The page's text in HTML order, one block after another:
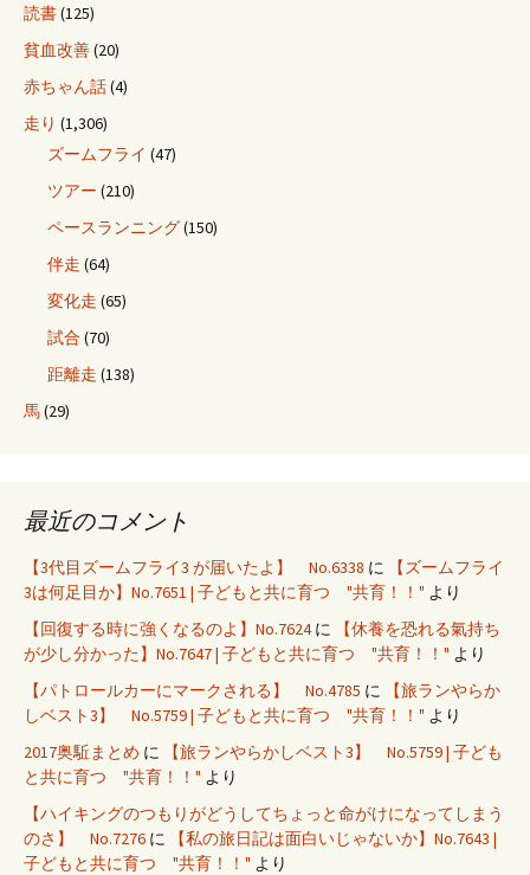
読書(125)
貧血改善(20)
赤ちゃん話(4)
走り (1,306)
ズームフライ (47)
ツアー (210)
ペースランニング(150)
伴走 (64)
変化走 (65)
試合 (70)
距離走 (138)
馬(29)
最近のコメント
【3代目ズームフライ3 が届いたよ】 No.6338 に
【ズームフライ
3は何足目か】No.7651 | 子どもと共に育つ "共育！！" より
【回復する時に強くなるのよ】No.7624に
【休養を恐れる氣持ち
が少し分かった】No.7647 | 子どもと共に育つ "共育！！" より
【パトロールカーにマークされる】 No.4785 に
【旅ランやらか
しベスト3】 No.5759 | 子どもと共に育つ "共育！！" より
2017奥駈まとめ に
【旅ランやらかしベスト3】 No.5759 | 子ども
と共に育つ "共育！！" より
【ハイキングのつもりがどうしてちょっと命がけになってしまう
のさ】 No.7276 に
【私の旅日記は面白いじゃないか】No.7643 |
子どもと共に育つ "共育！！" より